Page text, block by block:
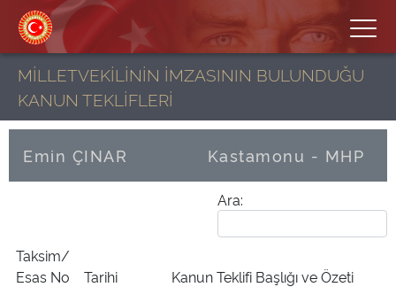
MİLLETVEKİLİNİN İMZASININ BULUNDUĞU
KANUN TEKLİFLERİ
Emin ÇINAR Kastamonu - MHP
Ara:
Taksim/
Esas No
Tarihi
Kanun Teklifi Başlığı ve Özeti